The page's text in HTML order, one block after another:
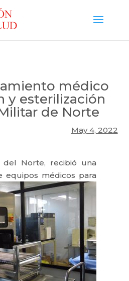
médico
y esterilización
de Norte
May 4, 2022
del Norte, recibió una
equipos médicos para